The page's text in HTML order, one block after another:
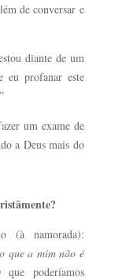
de conversar e
diante de um
eu profanar este
um exame de
a Deus mais do
(à namorada):
que a mim não é
poderíamos